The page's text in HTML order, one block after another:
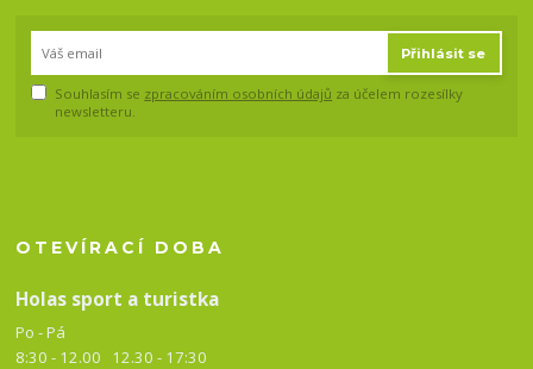
Přihlásit se
Souhlasím se zpracováním osobních údajů za účelem rozesílky
newsletteru.
OTEVÍRACÍ DOBA
Holas sport a turistka
Po - Pá
8:30 - 12.00 12.30 - 17:30